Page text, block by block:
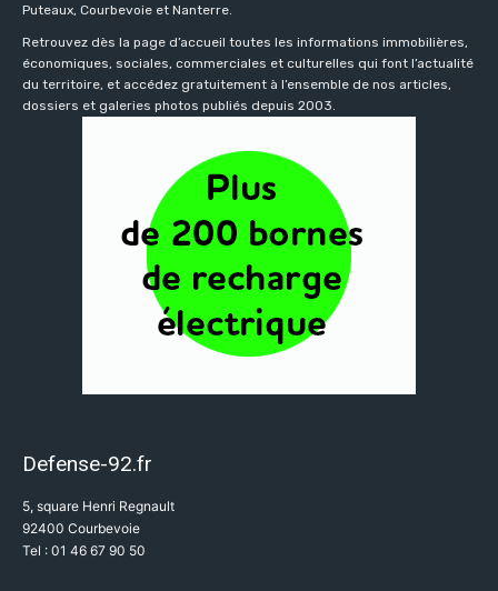
Puteaux, Courbevoie et Nanterre.
Retrouvez dès la page d’accueil toutes les informations immobilières,
économiques, sociales, commerciales et culturelles qui font l’actualité
du territoire, et accédez gratuitement à l’ensemble de nos articles,
dossiers et galeries photos publiés depuis 2003.
Defense-92.fr
5, square Henri Regnault
92400 Courbevoie
Tel : 01 46 67 90 50